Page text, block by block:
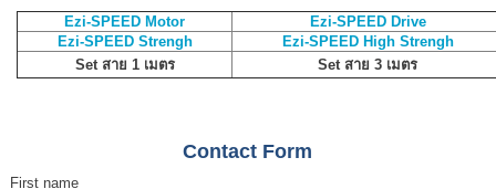
Ezi-SPEED Motor
Ezi-SPEED Drive
Ezi-SPEED Strengh
Ezi-SPEED High Strengh
Set สาย 1 เมตร
Set สาย 3 เมตร
Contact Form
First name